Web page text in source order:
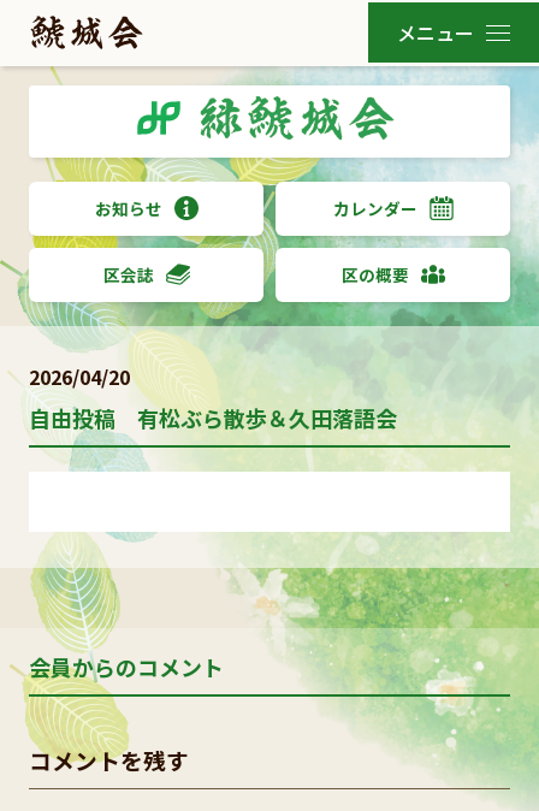
お知らせ カレンダー
区会誌 区の概要
2026/04/20
自由投稿 有松ぶら散歩＆久田落語会
会員からのコメント
コメントを残す